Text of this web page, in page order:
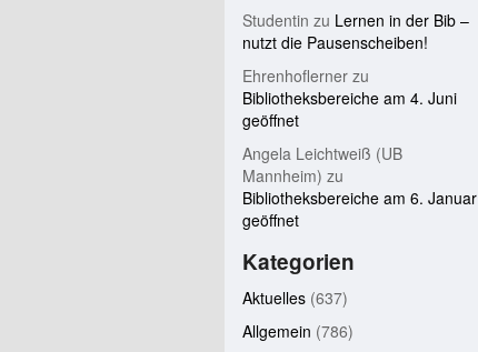
Studentin zu Lernen in der Bib –
nutzt die Pausenscheiben!
Ehrenhoflerner zu
Bibliotheksbereiche am 4. Juni
geöffnet
Angela Leichtweiß (UB
Mannheim) zu
Bibliotheksbereiche am 6. Januar
geöffnet
Kategorien
Aktuelles (637)
Allgemein (786)